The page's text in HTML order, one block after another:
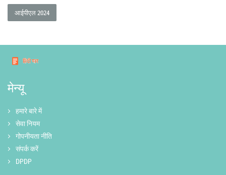
आईपीएल 2024
मेन्यू
हमारे बारे में
सेवा नियम
गोपनीयता नीति
संपर्क करें
DPDP